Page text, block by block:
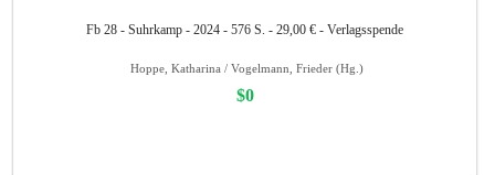
Fb 28 - Suhrkamp - 2024 - 576 S. - 29,00 € - Verlagsspende
Hoppe, Katharina / Vogelmann, Frieder (Hg.)
$0